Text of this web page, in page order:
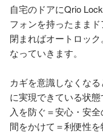
自宅のドアにQrio
フォンを持ったまま
閉まればオートロッ
なっていきます。
カギを意識しなくな
に実現できている状
入を防ぐ＝安心・安
間をかけて＝利便性